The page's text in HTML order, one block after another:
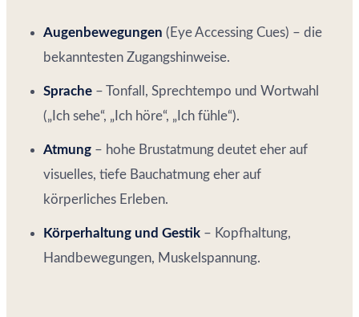
Augenbewegungen (Eye Accessing Cues) – die
bekanntesten Zugangshinweise.
Sprache – Tonfall, Sprechtempo und Wortwahl
(„Ich sehe“, „Ich höre“, „Ich fühle“).
Atmung – hohe Brustatmung deutet eher auf
visuelles, tiefe Bauchatmung eher auf
körperliches Erleben.
Körperhaltung und Gestik – Kopfhaltung,
Handbewegungen, Muskelspannung.